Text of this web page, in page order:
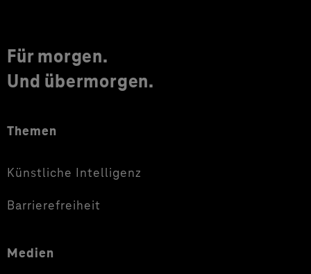
Für morgen.
Und übermorgen.
Themen
Künstliche Intelligenz
Barrierefreiheit
Medien